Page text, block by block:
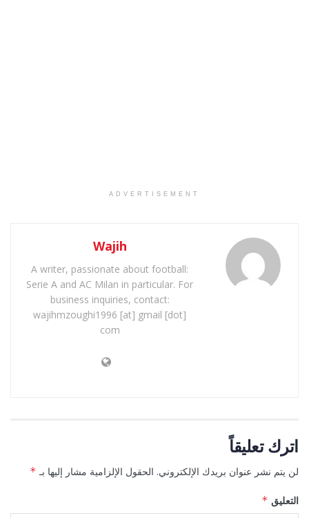
ADVERTISEMENT
Wajih
A writer, passionate about football:
Serie A and AC Milan in particular. For
business inquiries, contact:
wajihmzoughi1996 [at] gmail [dot]
com
اترك تعليقاً
لن يتم نشر عنوان بريدك الإلكتروني. الحقول الإلزامية مشار إليها بـ *
التعليق *